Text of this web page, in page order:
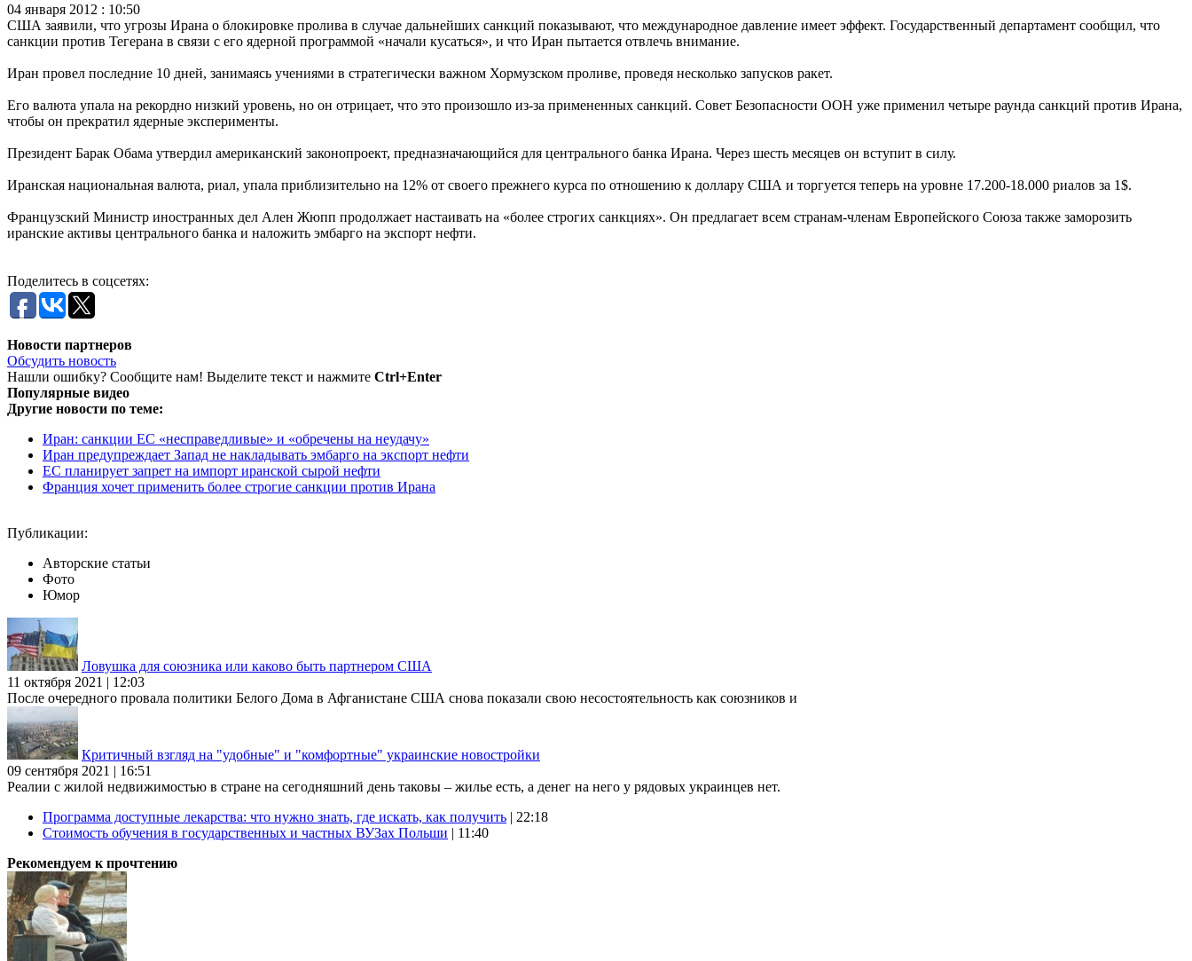
04 января 2012 : 10:50
США заявили, что угрозы Ирана о блокировке пролива в случае дальнейших санкций показывают, что международное давление имеет эффект. Государственный департамент сообщил, что
санкции против Тегерана в связи с его ядерной программой «начали кусаться», и что Иран пытается отвлечь внимание.
Иран провел последние 10 дней, занимаясь учениями в стратегически важном Хормузском проливе, проведя несколько запусков ракет.
Его валюта упала на рекордно низкий уровень, но он отрицает, что это произошло из-за примененных санкций. Совет Безопасности ООН уже применил четыре раунда санкций против Ирана,
чтобы он прекратил ядерные эксперименты.
Президент Барак Обама утвердил американский законопроект, предназначающийся для центрального банка Ирана. Через шесть месяцев он вступит в силу.
Иранская национальная валюта, риал, упала приблизительно на 12% от своего прежнего курса по отношению к доллару США и торгуется теперь на уровне 17.200-18.000 риалов за 1$.
Французский Министр иностранных дел Ален Жюпп продолжает настаивать на «более строгих санкциях». Он предлагает всем странам-членам Европейского Союза также заморозить
иранские активы центрального банка и наложить эмбарго на экспорт нефти.
Поделитесь в соцсетях:
Новости партнеров
Обсудить новость
Нашли ошибку? Сообщите нам! Выделите текст и нажмите Ctrl+Enter
Популярные видео
Другие новости по теме:
Иран: санкции ЕС «несправедливые» и «обречены на неудачу»
Иран предупреждает Запад не накладывать эмбарго на экспорт нефти
ЕС планирует запрет на импорт иранской сырой нефти
Франция хочет применить более строгие санкции против Ирана
Публикации:
Авторские статьи
Фото
Юмор
Ловушка для союзника или каково быть партнером США
11 октября 2021 | 12:03
После очередного провала политики Белого Дома в Афганистане США снова показали свою несостоятельность как союзников и
Критичный взгляд на "удобные" и "комфортные" украинские новостройки
09 сентября 2021 | 16:51
Реалии с жилой недвижимостью в стране на сегодняшний день таковы – жилье есть, а денег на него у рядовых украинцев нет.
Программа доступные лекарства: что нужно знать, где искать, как получить | 22:18
Стоимость обучения в государственных и частных ВУЗах Польши | 11:40
Рекомендуем к прочтению